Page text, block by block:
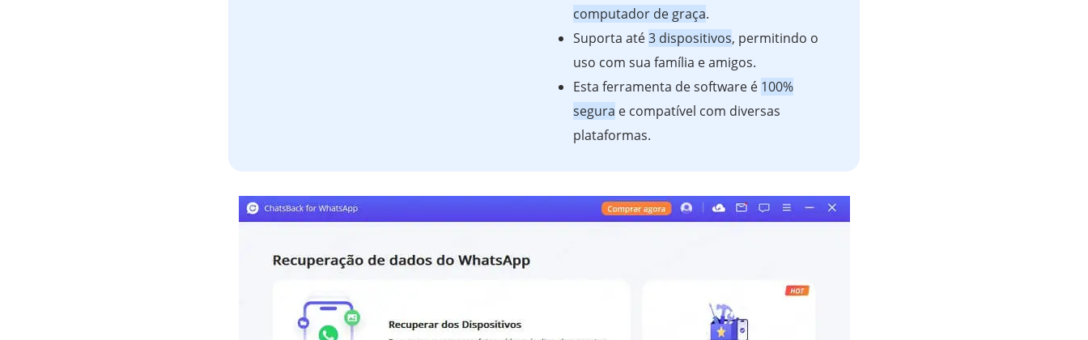
computador de graça.
Suporta até3 dispositivos, permitindo o
uso com sua família e amigos.
Esta ferramenta de software é 100%
segura e compatível com diversas
plataformas.